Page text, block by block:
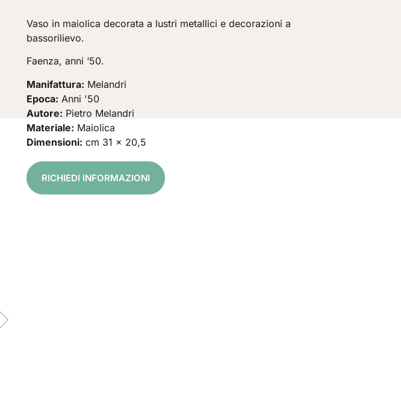
Vaso in maiolica decorata a lustri metallici e decorazioni a
bassorilievo.
Faenza, anni ‘50.
Manifattura: Melandri
Epoca: Anni '50
Autore: Pietro Melandri
Materiale: Maiolica
Dimensioni: cm 31 x 20,5
RICHIEDI INFORMAZIONI